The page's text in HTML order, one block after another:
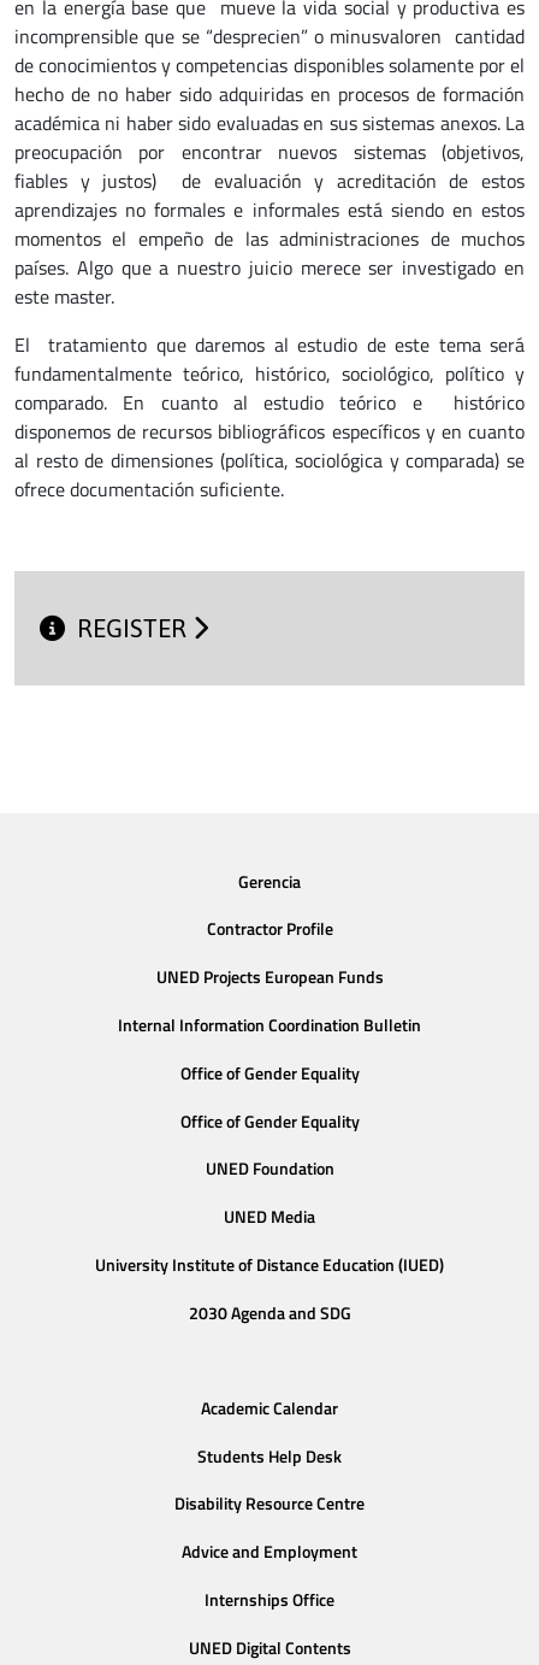
en la energía base que mueve la vida social y productiva es
incomprensible que se “desprecien” o minusvaloren cantidad
de conocimientos y competencias disponibles solamente por el
hecho de no haber sido adquiridas en procesos de formación
académica ni haber sido evaluadas en sus sistemas anexos. La
preocupación por encontrar nuevos sistemas (objetivos,
fiables y justos) de evaluación y acreditación de estos
aprendizajes no formales e informales está siendo en estos
momentos el empeño de las administraciones de muchos
países. Algo que a nuestro juicio merece ser investigado en
este master.
El tratamiento que daremos al estudio de este tema será
fundamentalmente teórico, histórico, sociológico, político y
comparado. En cuanto al estudio teórico e histórico
disponemos de recursos bibliográficos específicos y en cuanto
al resto de dimensiones (política, sociológica y comparada) se
ofrece documentación suficiente.
REGISTER
Gerencia
Contractor Profile
UNED Projects European Funds
Internal Information Coordination Bulletin
Office of Gender Equality
Office of Gender Equality
UNED Foundation
UNED Media
University Institute of Distance Education (IUED)
2030 Agenda and SDG
Academic Calendar
Students Help Desk
Disability Resource Centre
Advice and Employment
Internships Office
UNED Digital Contents